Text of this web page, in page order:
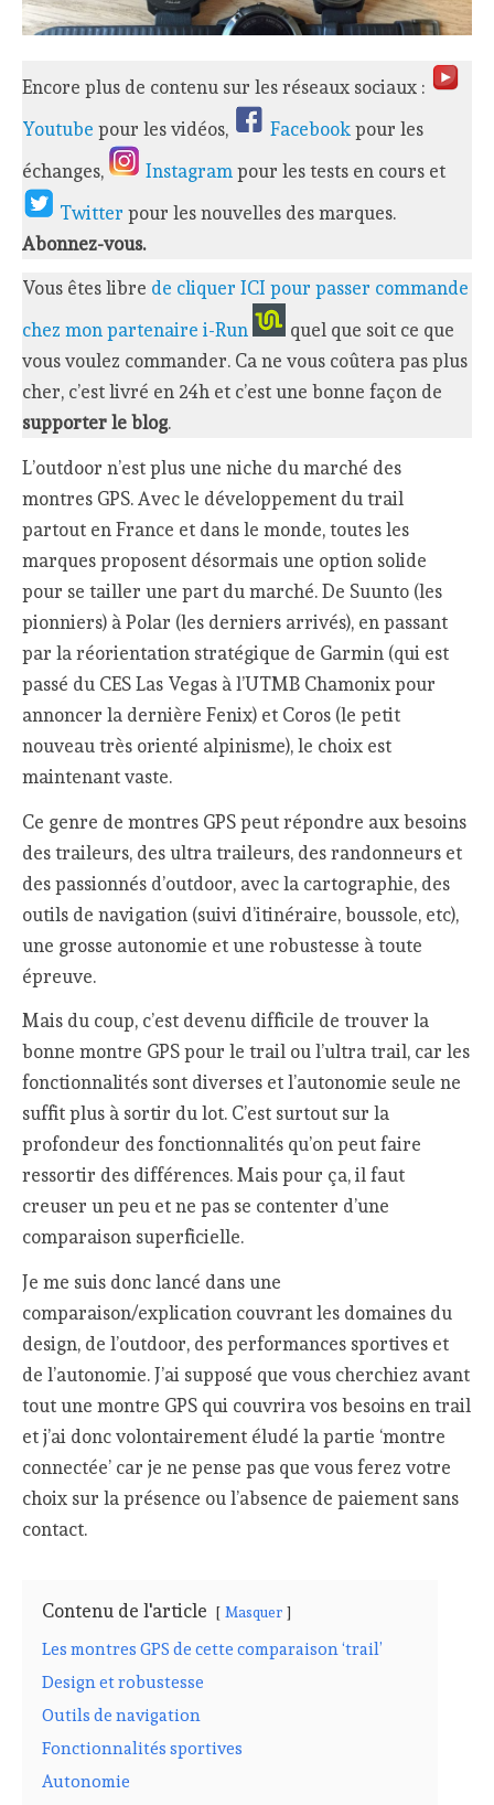
Encore plus de contenu sur les réseaux sociaux :
Youtube pour les vidéos, Facebookpour les
échanges,
Instagrampour les tests en cours et
Twitterpour les nouvelles des marques.
Abonnez-vous.
Vous êtes libre de cliquer ICI pour passer commande
chez mon partenaire i-Run
quel que soit ce que
vous voulez commander. Ca ne vous coûtera pas plus
cher, c’est livré en 24h et c’est une bonne façon de
supporter le blog.
L’outdoor n’est plus une niche du marché des
montres GPS. Avec le développement du trail
partout en France et dans le monde, toutes les
marques proposent désormais une option solide
pour se tailler une part du marché. De Suunto (les
pionniers) à Polar (les derniers arrivés), en passant
par la réorientation stratégique de Garmin (qui est
passé du CES Las Vegas à l’UTMB Chamonix pour
annoncer la dernière Fenix) et Coros (le petit
nouveau très orienté alpinisme), le choix est
maintenant vaste.
Ce genre de montres GPS peut répondre aux besoins
des traileurs, des ultra traileurs, des randonneurs et
des passionnés d’outdoor, avec la cartographie, des
outils de navigation (suivi d’itinéraire, boussole, etc),
une grosse autonomie et une robustesse à toute
épreuve.
Mais du coup, c’est devenu difficile de trouver la
bonne montre GPS pour le trail ou l’ultra trail, car les
fonctionnalités sont diverses et l’autonomie seule ne
suffit plus à sortir du lot. C’est surtout sur la
profondeur des fonctionnalités qu’on peut faire
ressortir des différences. Mais pour ça, il faut
creuser un peu et ne pas se contenter d’une
comparaison superficielle.
Je me suis donc lancé dans une
comparaison/explication couvrant les domaines du
design, de l’outdoor, des performances sportives et
de l’autonomie. J’ai supposé que vous cherchiez avant
tout une montre GPS qui couvrira vos besoins en trail
et j’ai donc volontairement éludé la partie ‘montre
connectée’ car je ne pense pas que vous ferez votre
choix sur la présence ou l’absence de paiement sans
contact.
Contenu de l'article Masquer
Les montres GPS de cette comparaison ‘trail’
Design et robustesse
Outils de navigation
Fonctionnalités sportives
Autonomie